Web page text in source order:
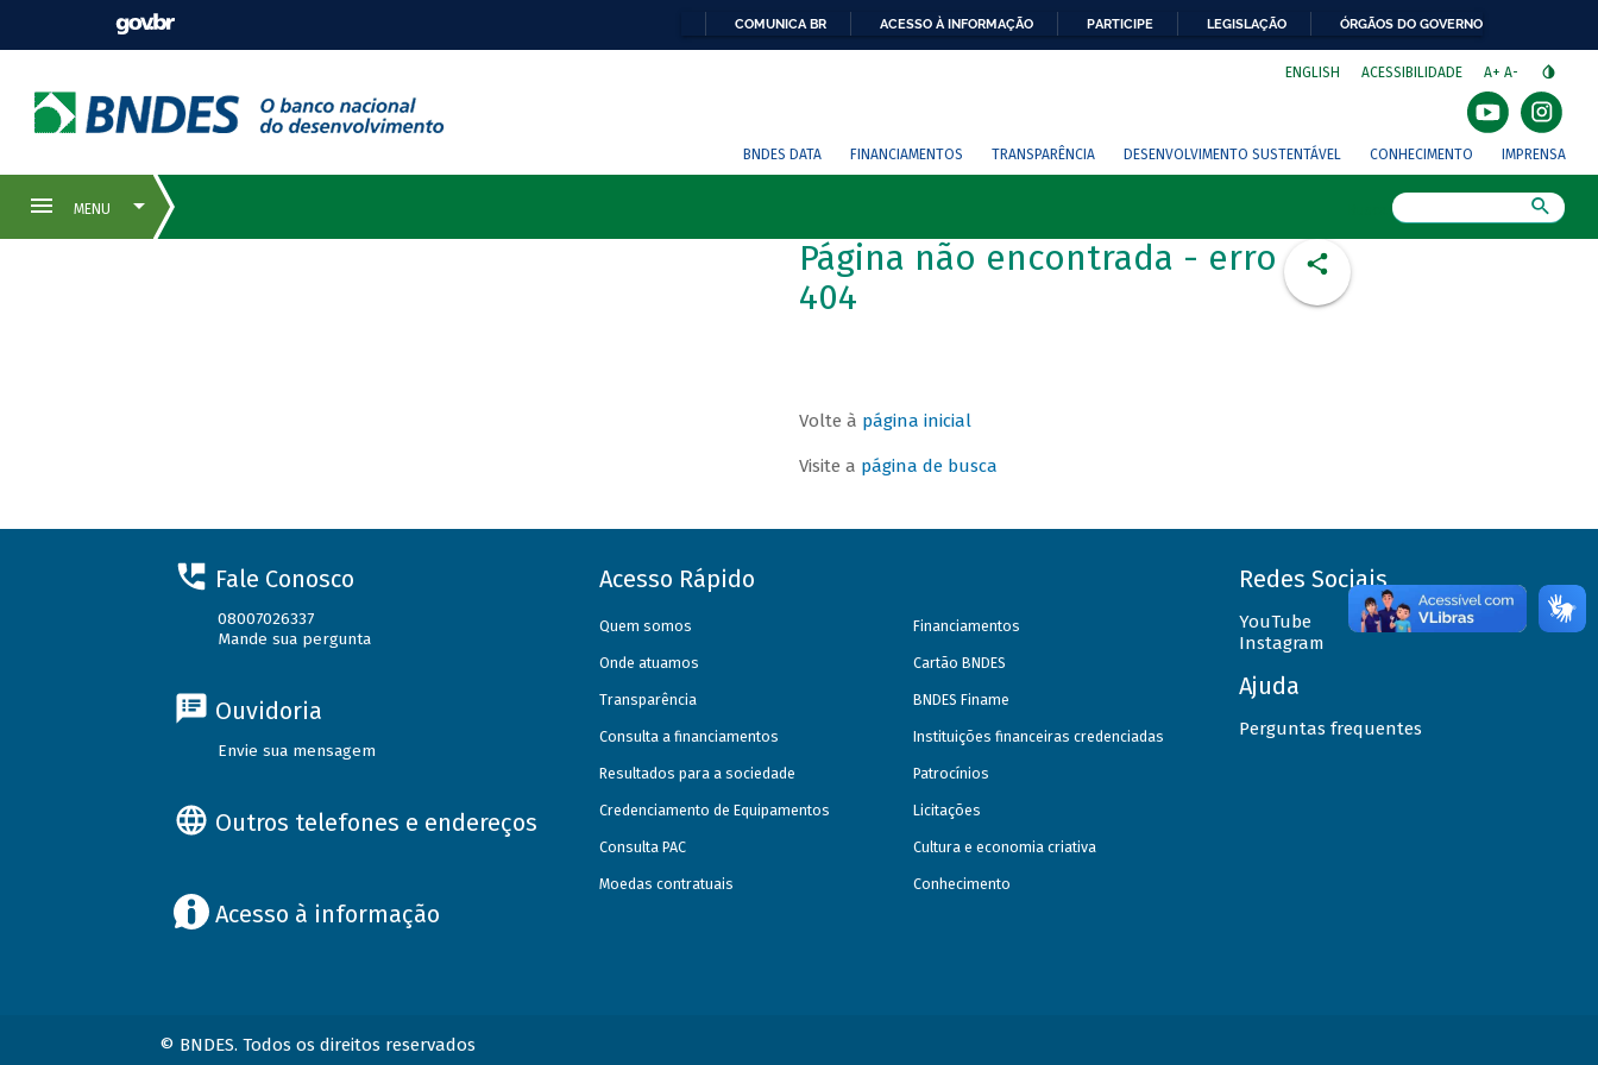
COMUNICA BR ACESSO À INFORMAÇÃO PARTICIPE LEGISLAÇÃO ÓRGÃOS DO GOVERNO
ENGLISH ACESSIBILIDADE A+ A-
BNDES DATA FINANCIAMENTOS TRANSPARÊNCIA DESENVOLVIMENTO SUSTENTÁVEL CONHECIMENTO IMPRENSA
Página não encontrada - erro
404
Volte à página inicial
Visite a página de busca
Fale Conosco
08007026337
Mande sua pergunta
Ouvidoria
Envie sua mensagem
Outros telefones e endereços
Acesso à informação
Acesso Rápido
Quem somos
Onde atuamos
Transparência
Consulta a financiamentos
Resultados para a sociedade
Credenciamento de Equipamentos
Consulta PAC
Moedas contratuais
Financiamentos
Cartão BNDES
BNDES Finame
Instituições financeiras credenciadas
Patrocínios
Licitações
Cultura e economia criativa
Conhecimento
Redes Sociais
YouTube
Instagram
Ajuda
Perguntas frequentes
© BNDES. Todos os direitos reservados